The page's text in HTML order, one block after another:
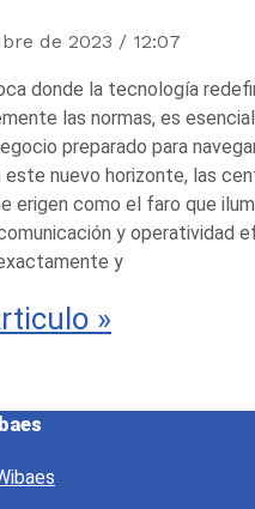
de 2023 12:07
donde la tecnología
las normas, es
preparado para
este nuevo horizonte, las
erigen como el faro que
y operatividad
y
»